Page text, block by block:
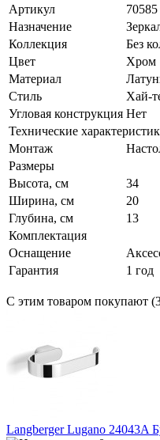
Артикул
70585
Назначение
Коллекция
Без
Цвет
Хром
Материал
Стиль
Хай-
Угловая конструкция Нет
Технические
Монтаж
Размеры
Высота, см
34
Ширина, см
20
Глубина, см
13
Комплектация
Оснащение
Гарантия
1 год
С этим товаром покупают
Langberger Lugano 24043A